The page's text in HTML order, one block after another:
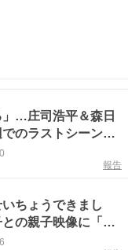
」…庄司浩平＆森日
のラストシーンの
月のサレ夫＞
報告
ちょうできまし
の親子映像に「も
月のサレ夫＞